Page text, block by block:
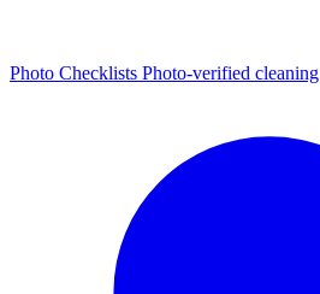
Photo Checklists Photo-verified cleaning